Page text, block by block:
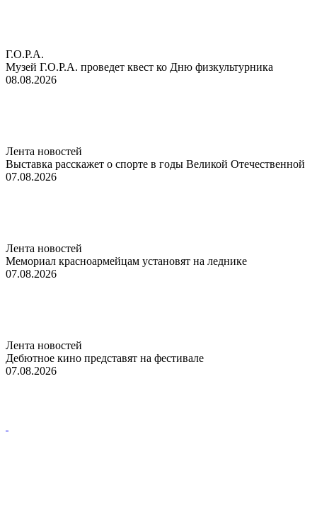
Г.О.Р.А.
Музей Г.О.Р.А. проведет квест ко Дню физкультурника
08.08.2026
Лента новостей
Выставка расскажет о спорте в годы Великой Отечественной
07.08.2026
Лента новостей
Мемориал красноармейцам установят на леднике
07.08.2026
Лента новостей
Дебютное кино представят на фестивале
07.08.2026